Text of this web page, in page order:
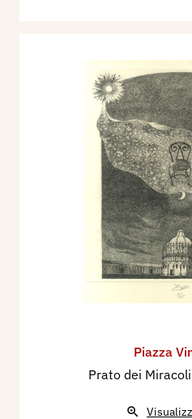
Piazza
Prato dei